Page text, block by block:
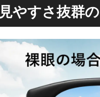
見やすさ抜群